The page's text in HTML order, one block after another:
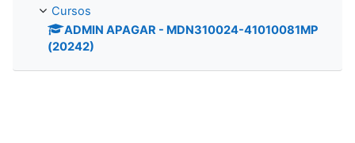
Cursos
ADMIN APAGAR - MDN310024-41010081MP
(20242)